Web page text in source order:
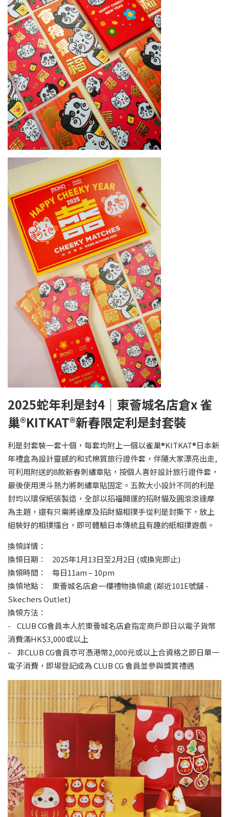
2025蛇年利是封4｜東薈城名店倉x 雀
巢®KITKAT®新春限定利是封套裝
利是封套裝一套十個，每套均附上一個以雀巢®KITKAT®日本新
年禮盒為設計靈感的和式棉質旅行證件套，伴隨大家漂亮出走,
可利用附送的8款新春刺繡章貼，按個人喜好設計旅行證件套，
最後使用燙斗熱力將刺繡章貼固定。五款大小設計不同的利是
封均以環保紙張製造，全部以招福開運的招財貓及圓滾滾達摩
為主題，還有只需將達摩及招財貓相撲手從利是封撕下，放上
組裝好的相撲擂台，即可體驗日本傳統且有趣的紙相撲遊戲。
換領詳情：
換領日期： 2025年1月13日至2月2日 (或換完即止)
換領時間： 每日11am – 10pm
換領地點： 東薈城名店倉一樓禮物換領處 (鄰近101E號舖 -
Skechers Outlet)
換領方法：
- CLUB CG會員本人於東薈城名店倉指定商戶即日以電子貨幣
消費滿HK$3,000或以上
- 非CLUB CG會員亦可憑港幣2,000元或以上合資格之即日單一
電子消費，即場登記成為 CLUB CG 會員並參與獎賞禮遇